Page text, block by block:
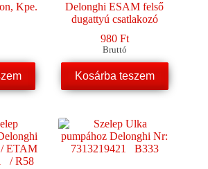
Kpe.
Delonghi ESAM felső
dugattyú csatlakozó
980 Ft
Bruttó
Kosárba teszem